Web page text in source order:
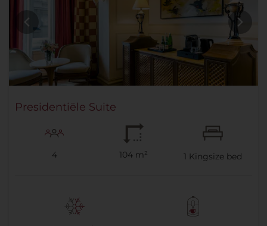
Presidentiële Suite
4 104 m² 1 Kingsize bed